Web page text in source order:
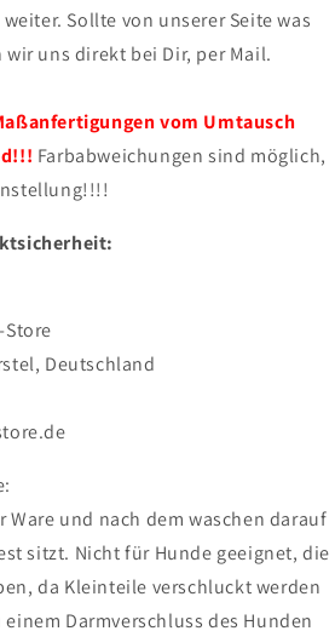
Sollte von unserer Seite was
uns direkt bei Dir, per Mail.
vom Umtausch
Farbabweichungen sind möglich,
Deutschland
Ware und nach dem waschen darauf
sitzt. Nicht für Hunde geeignet, die
da Kleinteile verschluckt werden
Darmverschluss des Hunden